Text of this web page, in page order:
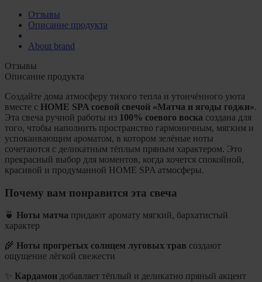
Отзывы
Описание продукта
About brand
Отзывы
Описание продукта
Создайте дома атмосферу тихого тепла и утончённого уюта
вместе с HOME SPA соевой свечой «Матча и ягоды годжи».
Эта свеча ручной работы из 100% соевого воска создана для
того, чтобы наполнить пространство гармоничным, мягким и
успокаивающим ароматом, в котором зелёные ноты
сочетаются с деликатным тёплым пряным характером. Это
прекрасный выбор для моментов, когда хочется спокойной,
красивой и продуманной HOME SPA атмосферы.
Почему вам понравится эта свеча
🍵 Ноты матча придают аромату мягкий, бархатистый
характер
🌾 Ноты прогретых солнцем луговых трав создают
ощущение лёгкой свежести
✨ Кардамон добавляет тёплый и деликатно пряный акцент